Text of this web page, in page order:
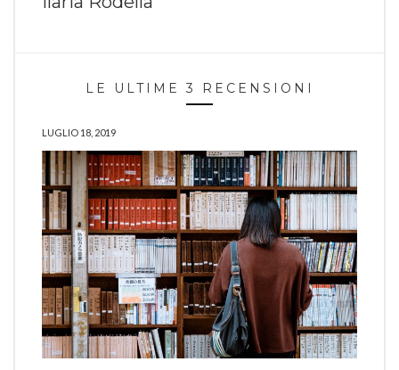
LE ULTIME 3 RECENSIONI
LUGLIO 18, 2019